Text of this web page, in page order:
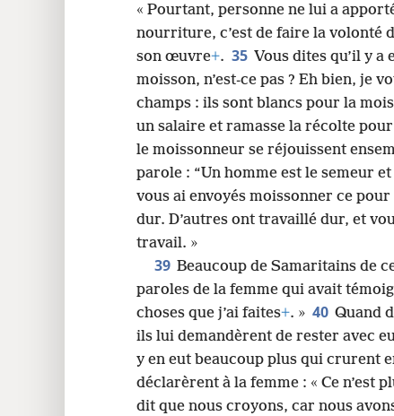
« Pourtant, personne ne lui a
nourriture, c’est de faire la volonté
son œuvre+. 35 Vous dites qu’il y a
moisson, n’est-ce pas ? Eh bien, je
champs : ils sont blancs pour la
un salaire et ramasse la récolte
le moissonneur se réjouissent
parole : “Un homme est le semeur
vous ai envoyés moissonner ce
dur. D’autres ont travaillé dur, et
travail. »
39 Beaucoup de Samaritains de
paroles de la femme qui avait
choses que j’ai faites+. » 40 Quand
ils lui demandèrent de rester avec
y en eut beaucoup plus qui crurent
déclarèrent à la femme : « Ce n’est
dit que nous croyons, car nous